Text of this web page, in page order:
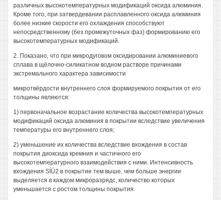
различных высокотемпературных модификаций оксида алюминия.
Кроме того, при затвердевании расплавленного оксида алюминия
более низкие скорости его охлаждения способствуют
непосредственному (без промежуточных фаз) формированию его
высокотемпературных модификаций.
2. Показано, что при микродуговом оксидировании алюминиевого
сплава в щёлочно-силикатном водном растворе причинами
экстремального характера зависимости
микротвёрдости внутреннего слоя формируемого покрытия от его
толщины являются:
1) первоначальное возрастание количества высокотемпературных
модификаций оксида алюминия в покрытии вследствие увеличения
температуры его внутреннего слоя;
2) уменьшение их количества вследствие вхождения в состав
покрытия диоксида кремния и частичного его
высокотемпературного взаимодействия с ними. Интенсивность
вхождения SÍÜ2 в покрытие тем выше, чем больше энергии
выделяется в каждом микроразрядс, количество которых
уменьшается с ростом толщины покрытия.